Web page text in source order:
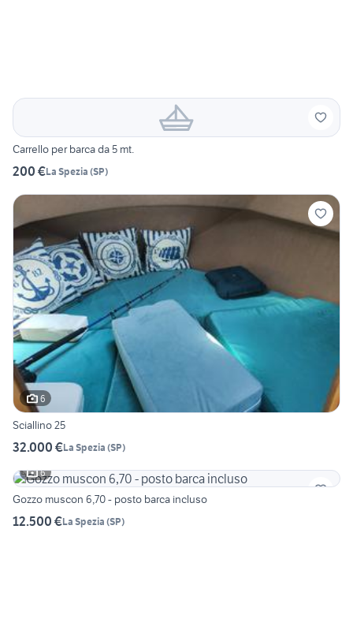
Carrello per barca da 5 mt.
200 €La Spezia (SP)
6
Sciallino 25
32.000 €La Spezia (SP)
6
Gozzo muscon 6,70 - posto barca incluso
12.500 €La Spezia (SP)